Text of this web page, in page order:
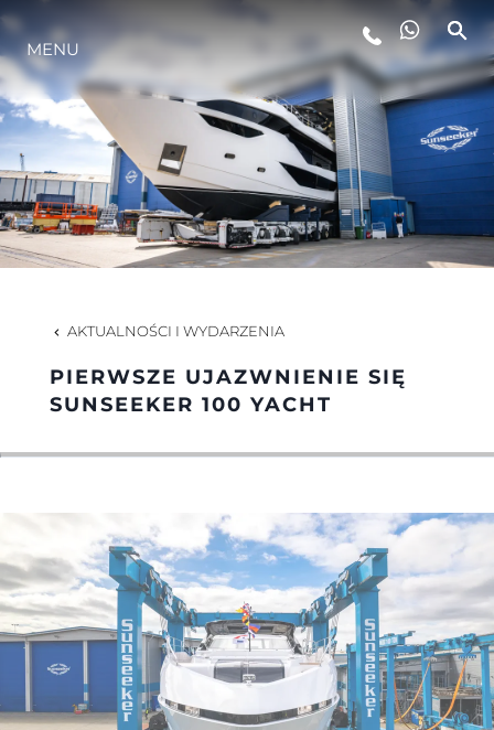
STYL ŻYCIA
INNOWACJA
PRZEDSIĘBIORSTWO
ZESPÓŁ
TRADYCJA
MENU
AKTUALNOŚCI I WYDARZENIA
PIERWSZE UJAZWNIENIE SIĘ
SUNSEEKER 100 YACHT